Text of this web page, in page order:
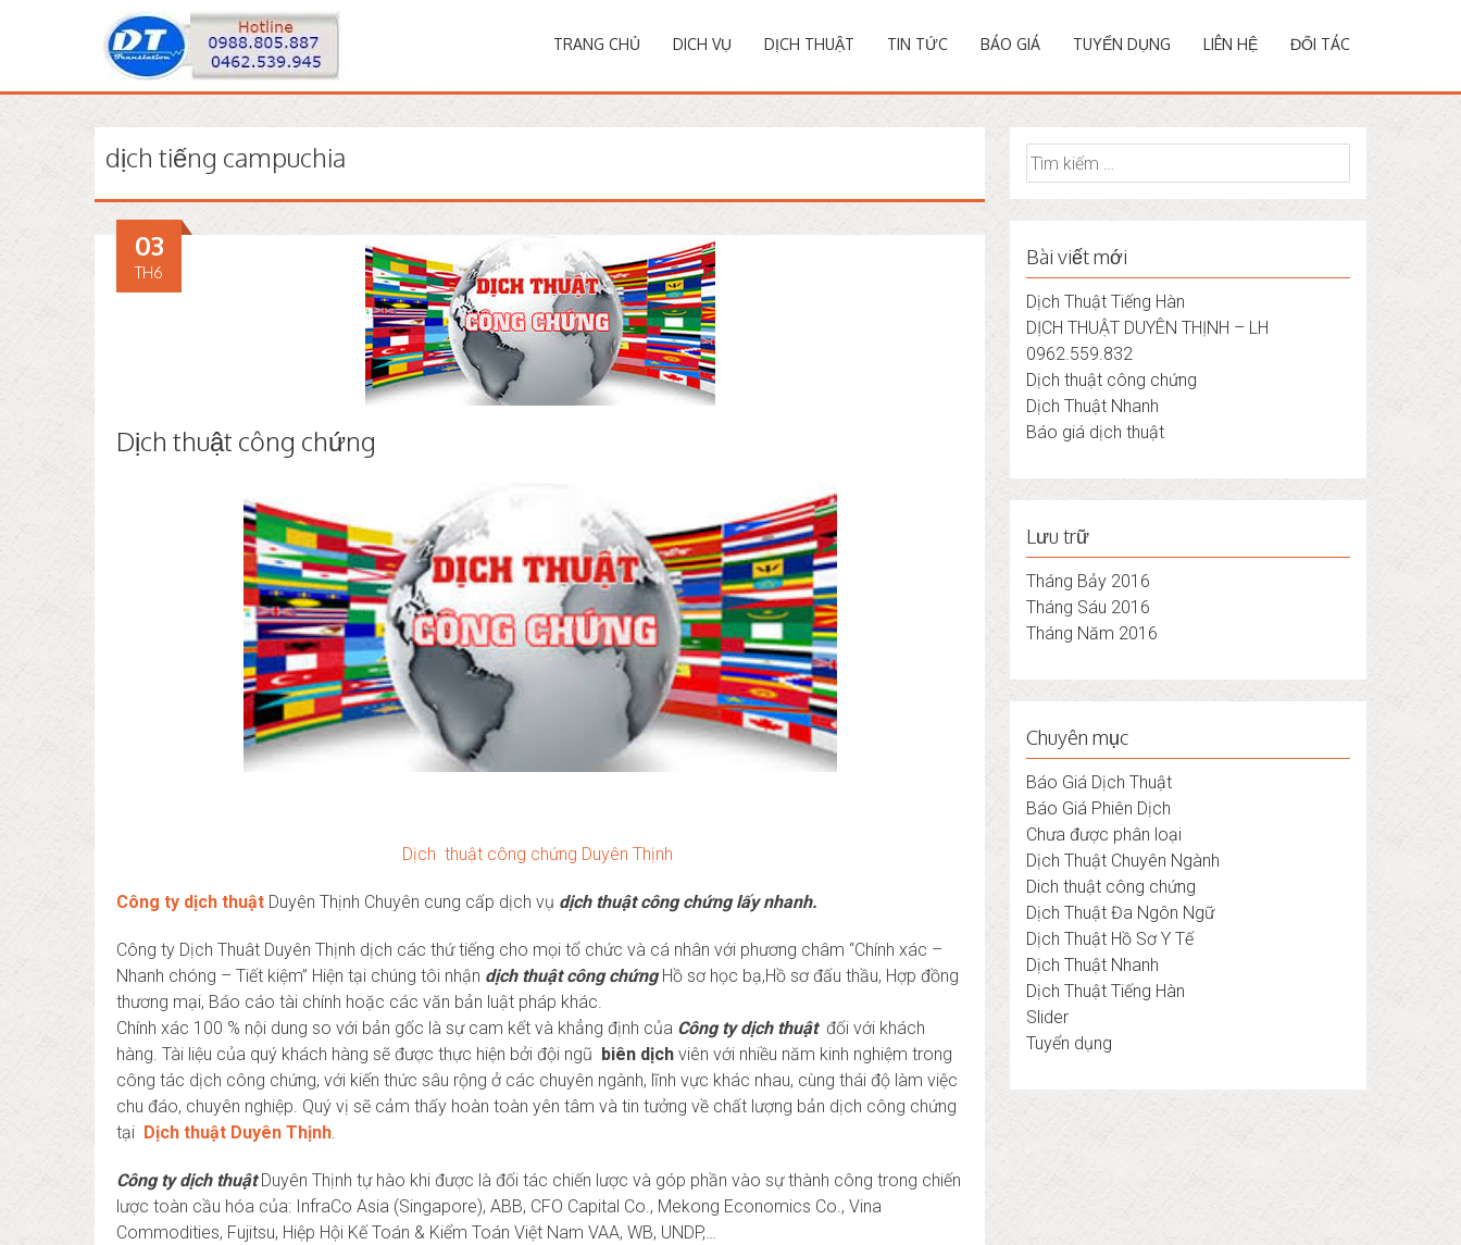
TRANG CHỦ DICH VỤ DỊCH THUẬT TIN TỨC BÁO GIÁ TUYỂN DỤNG LIÊN HỆ ĐỐI TÁC
dịch tiếng campuchia
Dịch thuật công chứng
03
TH6
Dịch thuật công chứng Duyên Thịnh
Công ty dịch thuật Duyên Thịnh Chuyên cung cấp dịch vụ dịch thuật công chứng lấy nhanh.
Công ty Dịch Thuât Duyên Thịnh dịch các thứ tiếng cho mọi tổ chức và cá nhân với phương châm “Chính xác –
Nhanh chóng – Tiết kiệm” Hiện tại chúng tôi nhận dịch thuật công chứng Hồ sơ học bạ,Hồ sơ đấu thầu, Hợp đồng
thương mại, Báo cáo tài chính hoặc các văn bản luật pháp khác.
Chính xác 100 % nội dung so với bản gốc là sự cam kết và khẳng định của Công ty dịch thuật đối với khách
hàng. Tài liệu của quý khách hàng sẽ được thực hiện bởi đội ngũ
biên dịch viên với nhiều năm kinh nghiệm trong
công tác dịch công chứng, với kiến thức sâu rộng ở các chuyên ngành, lĩnh vực khác nhau, cùng thái độ làm việc
chu đáo, chuyên nghiệp. Quý vị sẽ cảm thấy hoàn toàn yên tâm và tin tưởng về chất lượng bản dịch công chứng
tại Dịch thuật Duyên Thịnh.
Công ty dịch thuậtDuyên Thịnh tự hào khi được là đối tác chiến lược và góp phần vào sự thành công trong chiến
lược toàn cầu hóa của: InfraCo Asia (Singapore), ABB, CFO Capital Co., Mekong Economics Co., Vina
Commodities, Fujitsu, Hiệp Hội Kế Toán & Kiểm Toán Việt Nam VAA, WB, UNDP,…
Tìm
kiếm
Bài viết mới
Dịch Thuật Tiếng Hàn
DỊCH THUẬT DUYÊN THỊNH – LH
0962.559.832
Dịch thuật công chứng
Dịch Thuật Nhanh
Báo giá dịch thuật
Lưu trữ
Tháng Bảy 2016
Tháng Sáu 2016
Tháng Năm 2016
Chuyên mục
Báo Giá Dịch Thuật
Báo Giá Phiên Dịch
Chưa được phân loại
Dịch Thuật Chuyên Ngành
Dich thuật công chứng
Dịch Thuật Đa Ngôn Ngữ
Dịch Thuật Hồ Sơ Y Tế
Dịch Thuật Nhanh
Dịch Thuật Tiếng Hàn
Slider
Tuyển dụng